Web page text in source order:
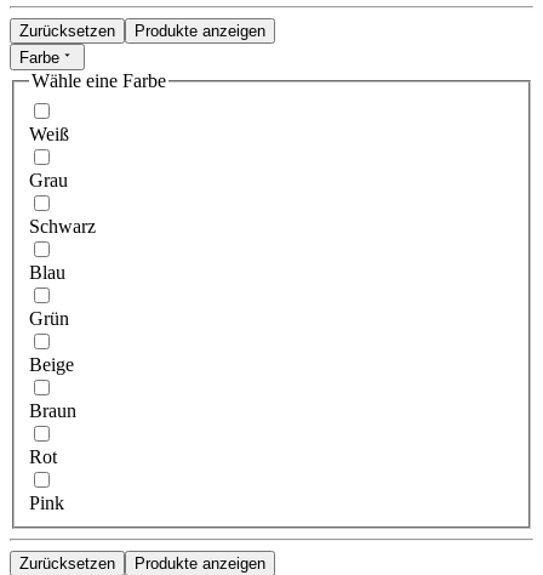
Zurücksetzen
Produkte anzeigen
Farbe
Wähle eine Farbe
Weiß
Grau
Schwarz
Blau
Grün
Beige
Braun
Rot
Pink
Zurücksetzen Produkte anzeigen